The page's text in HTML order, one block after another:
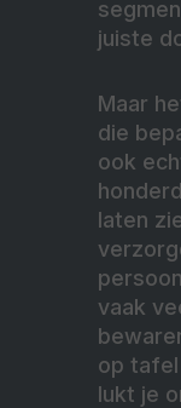
juiste
Maar
die
ook
laten
vaak
op
lukt je